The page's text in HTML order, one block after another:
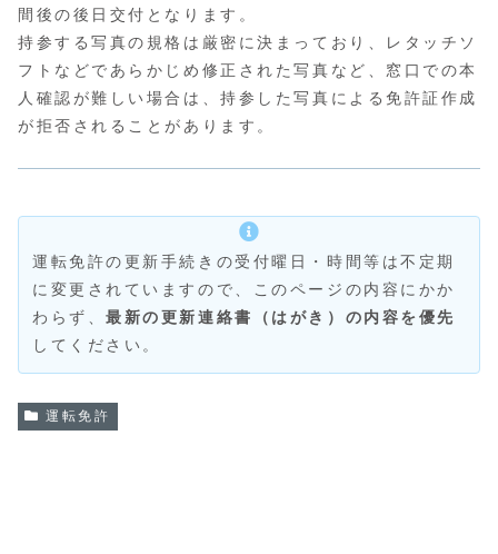
間後の後日交付となります。
持参する写真の規格は厳密に決まっており、レタッチソ
フトなどであらかじめ修正された写真など、窓口での本
人確認が難しい場合は、持参した写真による免許証作成
が拒否されることがあります。
運転免許の更新手続きの受付曜日・時間等は不定期
に変更されていますので、このページの内容にかか
わらず、最新の更新連絡書（はがき）の内容を優先
してください。
運転免許